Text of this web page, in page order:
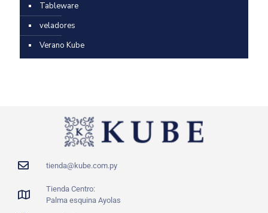
Tableware
veladores
Verano Kube
tienda@kube.com.py
Tienda Centro:
Palma esquina Ayolas